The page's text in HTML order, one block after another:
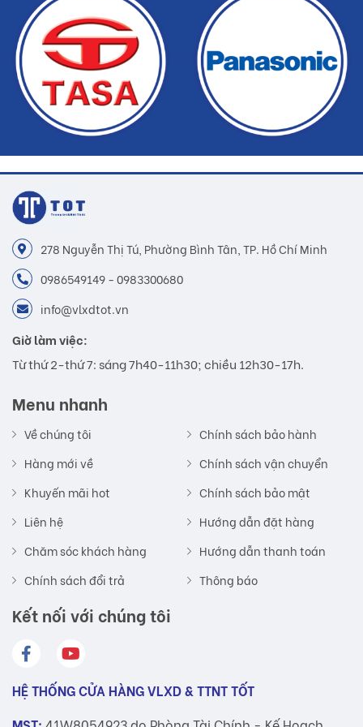
Buildshop cam kết:
Gạch PHS01 mà Buildshop bán là sản phẩm chính hãng
Hoàn tiền nếu phát hiện hàng giả, hàng nhái
Dịch vụ nhanh chóng, tiết kiệm thời gian và tiền bạc cho khách
hàng
278 Nguyễn Thị Tú, Phường Bình Tân, TP. Hồ Chí Minh
0986549149 - 0983300680
info@vlxdtot.vn
Giờ làm việc:
Từ thứ 2-thứ 7: sáng 7h40-11h30; chiều 12h30-17h.
Menu nhanh
Về chúng tôi
Hàng mới về
Khuyến mãi hot
Liên hệ
Chăm sóc khách hàng
Chính sách đổi trả
Chính sách bảo hành
Chính sách vận chuyển
Chính sách bảo mật
Hướng dẫn đặt hàng
Hướng dẫn thanh toán
Thông báo
Kết nối với chúng tôi
HỆ THỐNG CỬA HÀNG VLXD & TTNT TỐT